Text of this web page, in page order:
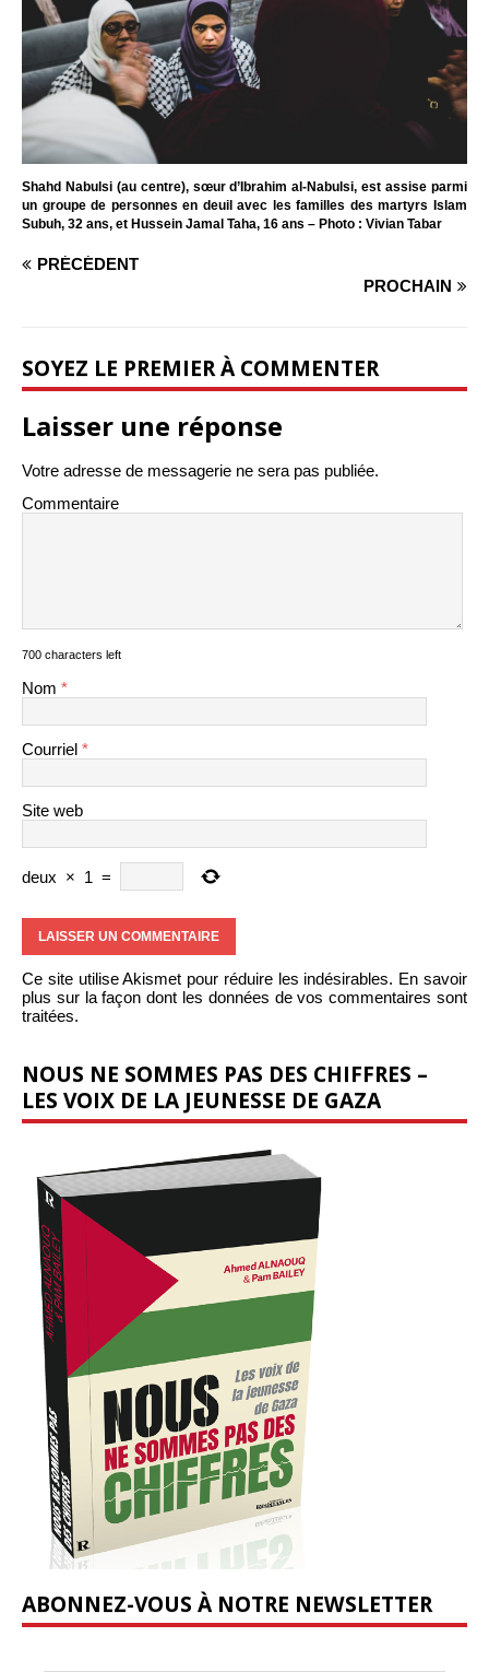
Shahd Nabulsi (au centre), sœur d’Ibrahim al-Nabulsi, est assise parmi
un groupe de personnes en deuil avec les familles des martyrs Islam
Subuh, 32 ans, et Hussein Jamal Taha, 16 ans – Photo : Vivian Tabar
PRÉCÉDENT
PROCHAIN
SOYEZ LE PREMIER À COMMENTER
Laisser une réponse
Votre adresse de messagerie ne sera pas publiée.
Commentaire
700 characters left
Nom *
Courriel *
Site web
deux × 1 =
Ce site utilise Akismet pour réduire les indésirables. En savoir
plus sur la façon dont les données de vos commentaires sont
traitées.
NOUS NE SOMMES PAS DES CHIFFRES –
LES VOIX DE LA JEUNESSE DE GAZA
ABONNEZ-VOUS À NOTRE NEWSLETTER